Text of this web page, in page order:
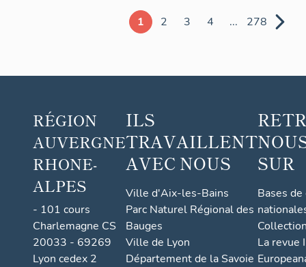
1 2 3 4 ... 278
RÉGION
AUVERGNE
RHONE-
ALPES
- 101 cours
Charlemagne CS
20033 - 69269
Lyon cedex 2
ILS
TRAVAILLENT
AVEC NOUS
Ville d'Aix-les-Bains
Parc Naturel Régional des
Bauges
Ville de Lyon
Département de la Savoie
SUR
Bases
La revue